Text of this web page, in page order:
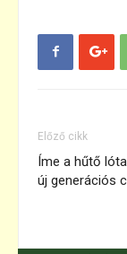
Előző cikk
Íme a hűtő
új generációs